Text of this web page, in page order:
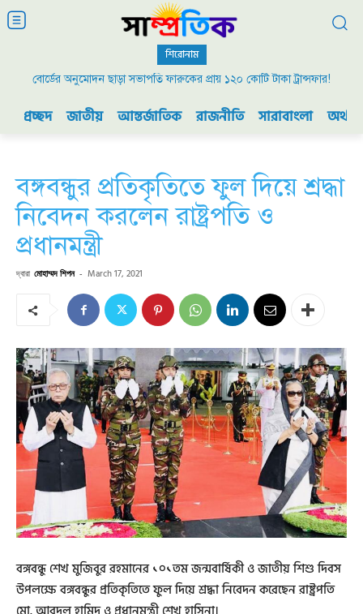
শিরোনাম
বোর্ডের অনুমোদন ছাড়া সভাপতি ফারুকের প্রায় ১২০ কোটি টাকা ট্রান্সফার!
প্রচ্ছদ জাতীয় আন্তর্জাতিক রাজনীতি সারাবাংলা
বঙ্গবন্ধুর প্রতিকৃতিতে ফুল দিয়ে শ্রদ্ধা
নিবেদন করলেন রাষ্ট্রপতি ও
প্রধানমন্ত্রী
দ্বারা মোহাম্মদ শিপন - March 17, 2021
বঙ্গবন্ধু শেখ মুজিবুর রহমানের ১০১তম জন্মবার্ষিকী ও জাতীয় শিশু দিবস
উপলক্ষে বঙ্গবন্ধুর প্রতিকৃতিতে ফুল দিয়ে শ্রদ্ধা নিবেদন করেছেন রাষ্ট্রপতি